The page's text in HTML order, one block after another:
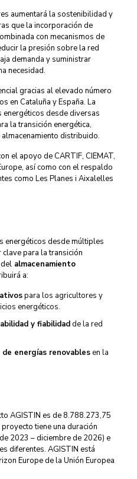
aumentará la sostenibilidad y
que la incorporación de
con mecanismos de
la presión sobre la red
demanda y suministrar
necesidad.
gracias al elevado número
en Cataluña y España. La
desde diversas
la transición energética,
distribuido.
el apoyo de CARTIF, CIEMAT,
así como con el respaldo
como Les Planes i Aixalelles
energéticos desde múltiples
para la transición
almacenamiento
a:
para los agricultores y
energéticos.
y fiabilidadde la red
energías renovablesen la
AGISTIN es de 8.788.273,75
tiene una duración
2023 – diciembre de 2026) e
diferentes. AGISTIN está
Europe de la Unión Europea